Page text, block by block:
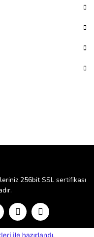
256bit SSL sertifikası
e-